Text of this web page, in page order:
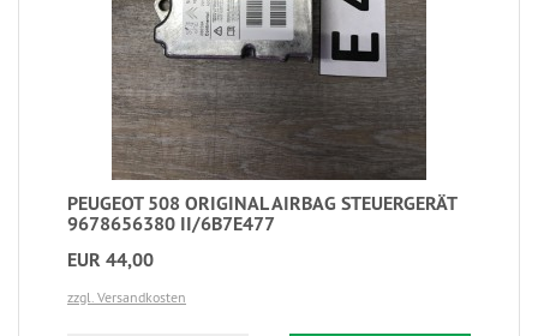
PEUGEOT 508 ORIGINAL AIRBAG STEUERGERÄT
9678656380 II/6B7E477
EUR 44,00
zzgl. Versandkosten